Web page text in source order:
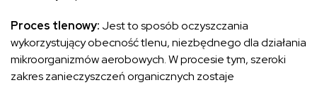
Proces tlenowy: Jest to sposób oczyszczania
wykorzystujący obecność tlenu, niezbędnego dla działania
mikroorganizmów aerobowych. W procesie tym, szeroki
zakres zanieczyszczeń organicznych zostaje